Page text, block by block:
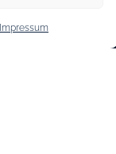
Impressum